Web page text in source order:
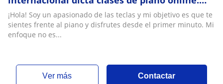
técnica, pasión y resultados desde la primera
ses
¡Hola! Soy un apasionado de las teclas y mi objetivo es que te
sientes frente al piano y disfrutes desde el primer minuto. Mi
enfoque no es...
ver más Contactar